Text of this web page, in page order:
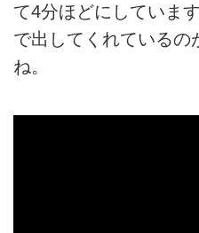
て4分ほどにしていま
で出してくれているの
ね。